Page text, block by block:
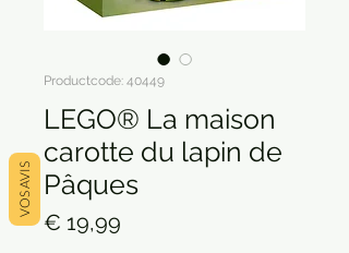
Productcode: 40449
LEGO® La maison
carotte du lapin de
Pâques
€ 19,99
VOS AVIS